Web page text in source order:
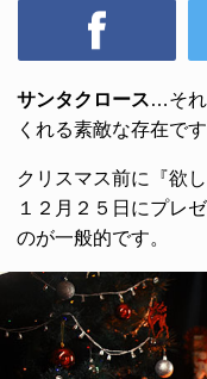
サンタクロース…それ
くれる素敵な存在です
クリスマス前に『欲
１２月２５日にプレ
のが一般的です。